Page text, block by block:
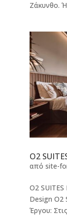
Ζάκυνθο.
O2
από site-
O2
Design O2
Έργου: